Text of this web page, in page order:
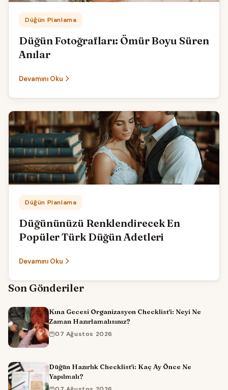
Kategori:
Düğün Planlama
Düğün Fotoğrafları: Ömür Boyu Süren
Anılar
Devamını Oku
Kategori:
Düğün Planlama
Düğününüzü Renklendirecek En
Popüler Türk Düğün Adetleri
Devamını Oku
Son Gönderiler
Kına Gecesi Organizasyon Checklist'i: Neyi Ne
Zaman Hazırlamalısınız?
07 Ağustos 2026
Düğün Hazırlık Checklist'i: Kaç Ay Önce Ne
Yapılmalı?